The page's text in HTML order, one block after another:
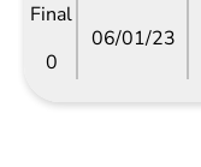
Final
0
06/01/23